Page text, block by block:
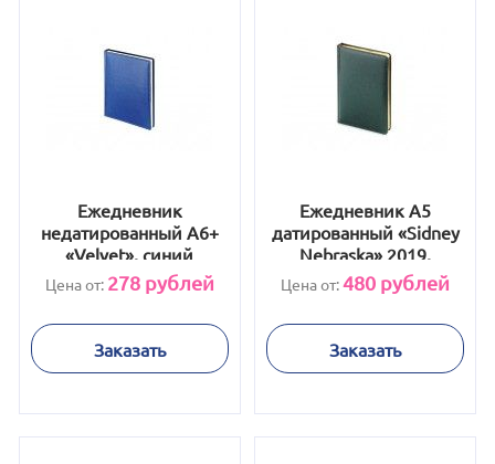
Ежедневник
недатированный А6+
«Velvet», синий
Цена от: 278рублей
Заказать
Ежедневник А5
датированный «Sidney
Nebraska» 2019,
зеленый
Цена от:480 рублей
Заказать